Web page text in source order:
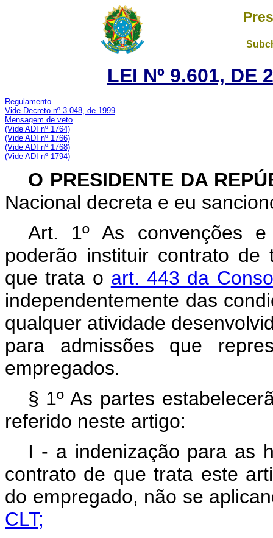
LEI Nº 9.601, DE
Regulamento
Vide Decreto nº 3.048, de 1999
Mensagem de veto
(Vide ADI nº 1764)
(Vide ADI nº 1766)
(Vide ADI nº 1768)
(Vide ADI nº 1794)
O PRESIDENTE DA
Nacional decreta e eu
Art. 1º As convenções
poderão instituir contrato
que trata o art. 443 da
independentemente das
qualquer atividade
para admissões que
empregados.
§ 1º As partes
referido neste artigo:
I - a indenização para as
contrato de que trata este
do empregado, não se
CLT;